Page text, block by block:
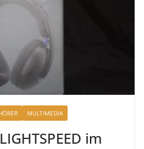
MULTIMEDIA
im